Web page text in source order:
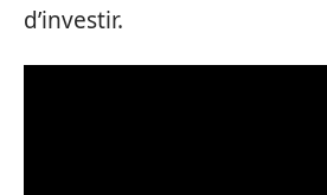
d’investir.